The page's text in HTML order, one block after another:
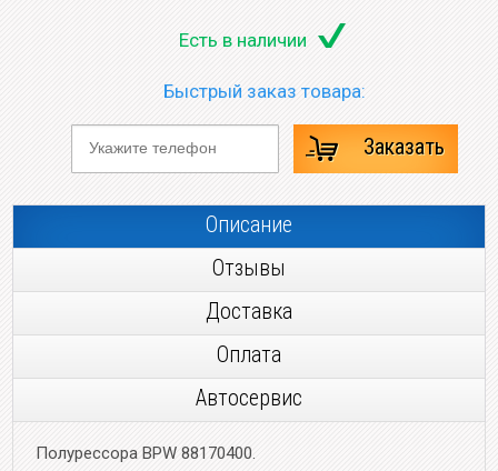
Есть в наличии
Быстрый заказ товара:
Заказать
Описание
Отзывы
Доставка
Оплата
Автосервис
Полурессора BPW 88170400.